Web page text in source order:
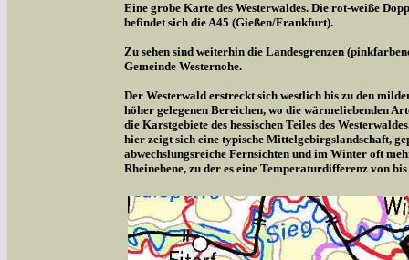
Eine grobe Karte des Westerwaldes. Die rot-weiße
befindet sich die A45 (Gießen/Frankfurt).
Zu sehen sind weiterhin die Landesgrenzen
Gemeinde Westernohe.
Der Westerwald erstreckt sich westlich bis zu den
höher gelegenen Bereichen, wo die wärmeliebenden
die Karstgebiete des hessischen Teiles des
hier zeigt sich eine typische Mittelgebirgslandschaft,
abwechslungsreiche Fernsichten und im Winter oft
Rheinebene, zu der es eine Temperaturdifferenz von